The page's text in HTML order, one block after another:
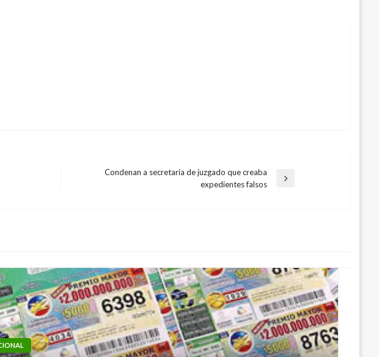
Condenan a secretaria de juzgado que creaba
expedientes falsos